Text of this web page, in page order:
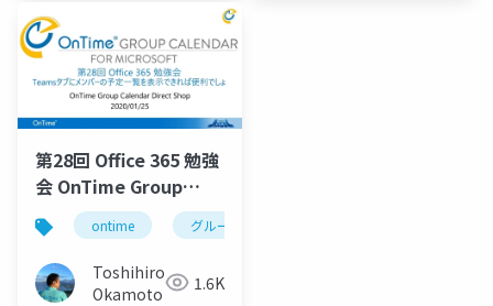
第28回 Office 365 勉強
会 OnTime Group
Calendar for
Microsoft Teams
ontime グループカレンダー
Toshihiro
Okamoto
1.6K